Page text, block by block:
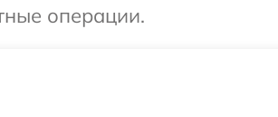
операции.